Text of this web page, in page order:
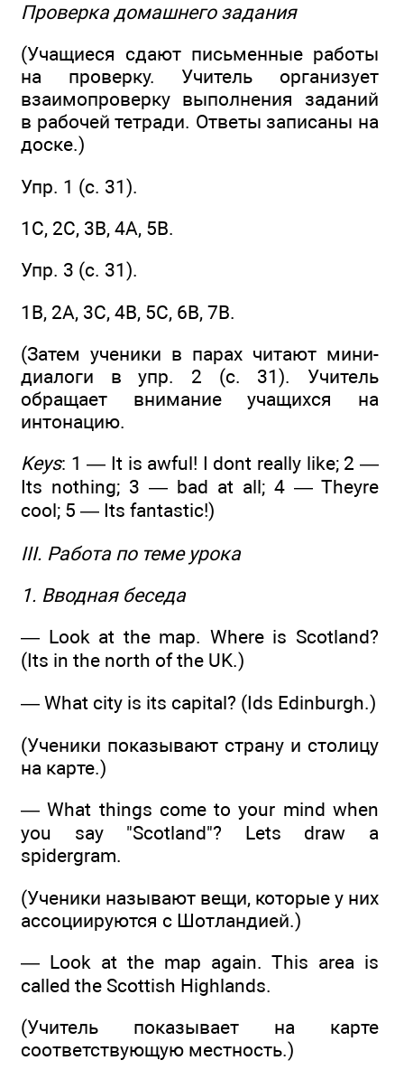
Проверка домашнего задания
(Учащиеся сдают письменные работы
на проверку. Учитель организует
взаимопроверку выполнения заданий
в рабочей тетради. Ответы записаны на
доске.)
Упр. 1 (с. 31).
1C, 2С, 3В, 4А, 5В.
Упр. 3 (с. 31).
1B, 2А, 3С, 4В, 5С, 6В, 7В.
(Затем ученики в парах читают мини-
диалоги в упр. 2 (с. 31). Учитель
обращает внимание учащихся на
интонацию.
Keys: 1 — It is awful! I dont really like; 2 —
Its nothing; 3 — bad at all; 4 — Theyre
cool; 5 — Its fantastic!)
III. Работа по теме урока
1. Вводная беседа
— Look at the map. Where is Scotland?
(Its in the north of the UK.)
— What city is its capital? (Ids Edinburgh.)
(Ученики показывают страну и столицу
на карте.)
— What things come to your mind when
you say "Scotland"? Lets draw a
spidergram.
(Ученики называют вещи, которые у них
ассоциируются с Шотландией.)
— Look at the map again. This area is
called the Scottish Highlands.
(Учитель показывает на карте
соответствующую местность.)